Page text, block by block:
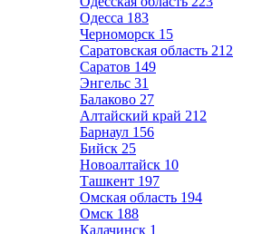
Одесса 183
Черноморск 15
Саратовская область 212
Саратов 149
Энгельс 31
Балаково 27
Алтайский край 212
Барнаул 156
Бийск 25
Новоалтайск 10
Ташкент 197
Омская область 194
Омск 188
Калачинск 1